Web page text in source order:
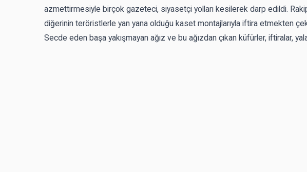
azmettirmesiyle birçok gazeteci, siyasetçi yolları kesilerek darp edildi.
diğerinin teröristlerle yan yana olduğu kaset montajlarıyla iftira etmekten
Secde eden başa yakışmayan ağız ve bu ağızdan çıkan küfürler, iftiralar,